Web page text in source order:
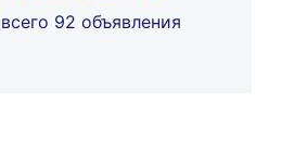
всего 92 объявления